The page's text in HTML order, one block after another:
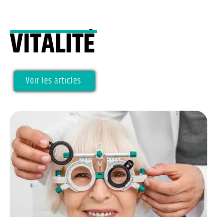
VITALITÉ
Voir les articles